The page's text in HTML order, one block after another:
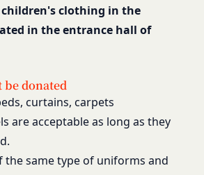
children's clothing in the
in the entrance hall of
donated
curtains, carpets
are acceptable as long as they
the same type of uniforms and
報の取扱いに関する運用状況を適
な改善に努めるものとし、必要に
ーをお客様の事前の了承を得るこ
社が別途定める場合を除いて、当
の公示後、すぐに効力が発生する
し、法令上お客様の同意が必要と
変更を行うときは、当社が定める
様の同意を取得するものとしま
ならないものとします。
法令に違反する行為、犯罪に結び
公序良俗に反する行為
する行為
運営を妨害するおそれのある行為
ビスに支障を生じさせるおそれの
三者の財産権、プライバシー権、
的財産権、その他の権利または利